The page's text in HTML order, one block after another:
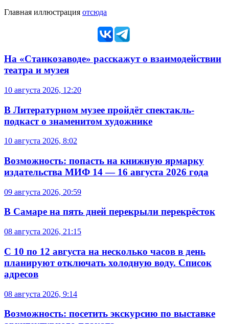
Главная иллюстрация отсюда
На «Станкозаводе» расскажут о взаимодействии
театра и музея
10 августа 2026, 12:20
В Литературном музее пройдёт спектакль-
подкаст о знаменитом художнике
10 августа 2026, 8:02
Возможность: попасть на книжную ярмарку
издательства МИФ 14 — 16 августа 2026 года
09 августа 2026, 20:59
В Самаре на пять дней перекрыли перекрёсток
08 августа 2026, 21:15
С 10 по 12 августа на несколько часов в день
планируют отключать холодную воду. Список
адресов
08 августа 2026, 9:14
Возможность: посетить экскурсию по выставке